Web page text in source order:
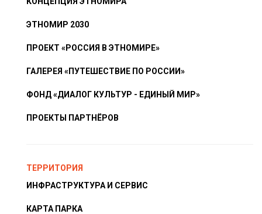
ЭТНОМИР 2030
ПРОЕКТ «РОССИЯ В ЭТНОМИРЕ»
ГАЛЕРЕЯ «ПУТЕШЕСТВИЕ ПО РОССИИ»
ФОНД «ДИАЛОГ КУЛЬТУР - ЕДИНЫЙ МИР»
ПРОЕКТЫ ПАРТНЁРОВ
ТЕРРИТОРИЯ
ИНФРАСТРУКТУРА И СЕРВИС
КАРТА ПАРКА